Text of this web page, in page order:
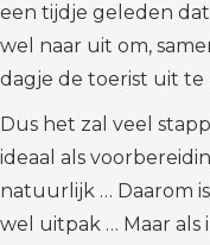
een tijdje geleden
wel naar uit om,
dagje de toerist uit te
Dus het zal veel
ideaal als
natuurlijk … Daarom
wel uitpak … Maar als